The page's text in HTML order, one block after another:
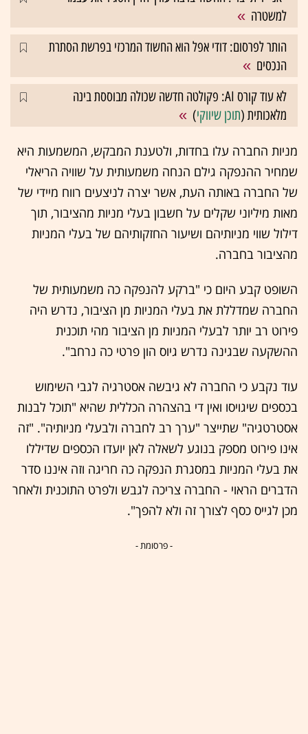
למשטרה
הותר לפרסום: דודי אפל הוא החשוד המרכזי בפרשת הסתרת
הנכסים
לא עוד קורס AI: פקולטה חדשה שכולה מבוססת בינה
מלאכותית (תוכן שיווקי)
מניות החברה עלו בחדות, ולטענת המבקש, המשמעות היא
שמחיר ההנפקה גילם הנחה משמעותית על שוויה הריאלי
של החברה באותה העת, אשר יצרה לניצעים רווח מיידי של
מאות מיליוני שקלים על חשבון בעלי מניות מהציבור, תוך
דילול שווי מניותיהם ושיעור החזקותיהם של בעלי המניות
מהציבור בחברה.
השופט קבע היום כי "ברקע להנפקה כה משמעותית של
החברה שמדללת את בעלי המניות מן הציבור, נדרש היה
פירוט רב יותר לבעלי המניות מן הציבור מהי תוכנית
ההשקעה שבגינה נדרש גיוס הון פרטי כה נרחב".
עוד נקבע כי החברה לא גיבשה אסטרגיה לגבי השימוש
בכספים שיגויסו ואין די בהצהרה הכללית שהיא "תוכל לבנות
אסטרטגיה" שתייצר "ערך רב לחברה ולבעלי מניותיה". "זה
אינו פירוט מספק בנוגע לשאלה לאן יועדו הכספים שדיללו
את בעלי המניות במסגרת הנפקה כה חריגה וזה איננו סדר
הדברים הראוי - החברה צריכה לגבש ולפרט התוכנית ולאחר
מכן לגייס כסף לצורך זה ולא להפך".
- פרסומת -